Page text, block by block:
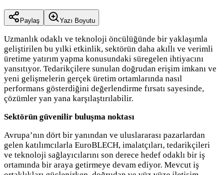
Paylaş Yazı Boyutu
Uzmanlık odaklı ve teknoloji öncülüğünde bir yaklaşımla
geliştirilen bu yılki etkinlik, sektörün daha akıllı ve verimli
üretime yatırım yapma konusundaki süregelen ihtiyacını
yansıtıyor. Tedarikçilere sunulan doğrudan erişim imkanı ve
yeni gelişmelerin gerçek üretim ortamlarında nasıl
performans gösterdiğini değerlendirme fırsatı sayesinde,
çözümler yan yana karşılaştırılabilir.
Sektörün güvenilir buluşma noktası
Avrupa’nın dört bir yanından ve uluslararası pazarlardan
gelen katılımcılarla EuroBLECH, imalatçıları, tedarikçileri
ve teknoloji sağlayıcılarını son derece hedef odaklı bir iş
ortamında bir araya getirmeye devam ediyor. Mevcut iş